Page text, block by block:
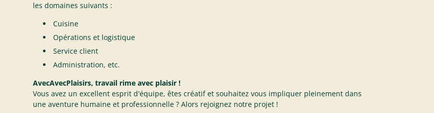
les domaines suivants :
Cuisine
Opérations et logistique
Service client
Administration, etc.
AvecAvecPlaisirs, travail rime avec plaisir !
Vous avez un excellent esprit d'équipe, êtes créatif et souhaitez vous impliquer pleinement dans
une aventure humaine et professionnelle ? Alors rejoignez notre projet !